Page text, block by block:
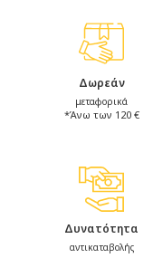
Δωρεάν
μεταφορικά
*Άνω των 120 €
Δυνατότητα
αντικαταβολής